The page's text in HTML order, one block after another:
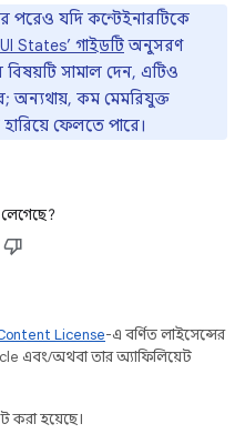
পরেও যদি কন্টেইনারটিকে
States’ গাইডটিঅনুসরণ
সামাল দেন, এটিও
অন্যথায়, কম মেমরিযুক্ত
ফেলতে পারে।
License-এ বর্ণিত লাইসেন্সের
এবং/অথবা তার অ্যাফিলিয়েট
হয়েছে।